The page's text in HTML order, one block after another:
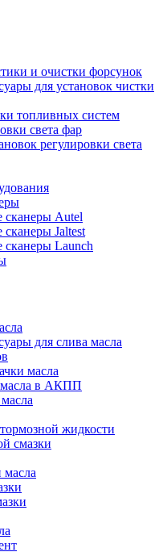
и очистки форсунок
для установок чистки
топливных систем
света фар
регулировки света
сканеры Autel
сканеры Jaltest
сканеры Launch
для слива масла
масла
масла в АКПП
жидкости
смазки
масла